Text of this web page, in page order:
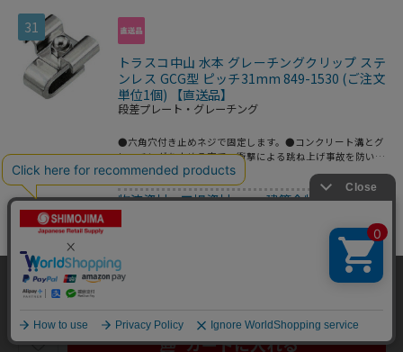
当サイトはクッキー（Cookie）を使用しています。Cookieの使用に同意いた
だける場合は「OK」をクリックしてください。
OK
31
トラスコ中山 水本 グレーチングクリップ ステ
ンレス GCG型 ピッチ31mm 849-1530 (ご注文
単位1個) 【直送品】
段差プレート・グレーチング
●六角穴付き止めネジで固定します。●コンクリート溝とグ
レーチングを止める事で、衝撃による跳ね上げ事故を防いだ
り、グレーチングの盗難を抑制します。●W(mm)：25●ね
じ径：M8●A(mm)：39●B(mm)：19●C(mm)：
10.5●D(mm)：4.5●L(mm)：42●P(mm)：31●T(mm)：
2●W2(mm)：6●h(mm)：20●d(mm)：10●W1(mm)：
7●H(mm)：13.5●材質：ステンレス(SUS304)●仕上げ：バ
2500204313671
物流資材・工場資材>建築金物及び家具金
1,281円 (税込)
カートに入れる